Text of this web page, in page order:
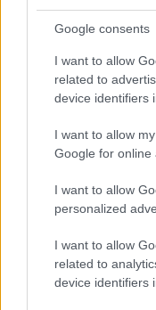
Google consents
I want to allow
related to
device identifiers
I want to allow
Google for online
I want to allow
personalized
I want to allow
related to
device identifiers